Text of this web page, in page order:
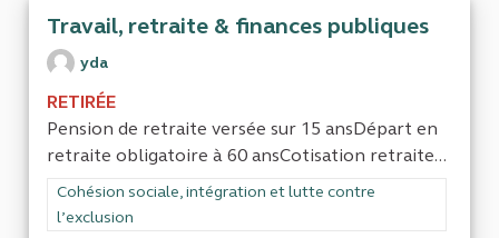
Travail, retraite & finances publiques
yda
RETIRÉE
Pension de retraite versée sur 15 ansDépart en
retraite obligatoire à 60 ansCotisation retraite...
Filtrer les résultats de la catégorie : Cohésion sociale,
Cohésion sociale, intégration et lutte contre
l’exclusion